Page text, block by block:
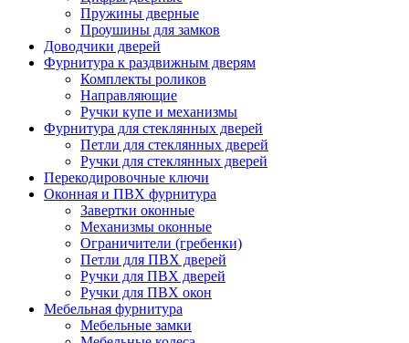
Пружины дверные
Проушины для замков
Доводчики дверей
Фурнитура к раздвижным дверям
Комплекты роликов
Направляющие
Ручки купе и механизмы
Фурнитура для стеклянных дверей
Петли для стеклянных дверей
Ручки для стеклянных дверей
Перекодировочные ключи
Оконная и ПВХ фурнитура
Завертки оконные
Механизмы оконные
Ограничители (гребенки)
Петли для ПВХ дверей
Ручки для ПВХ дверей
Ручки для ПВХ окон
Мебельная фурнитура
Мебельные замки